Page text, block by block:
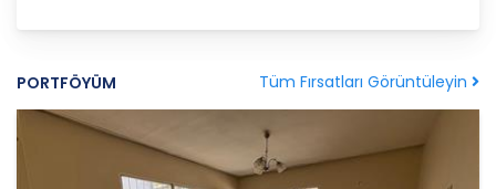
kişisel veriler işlenmeden önce veri sahiplerinin
belirtilen meşru ve hukuka uygun amaçlar
4. İşlendikleri Amaçla Bağlantılı, Sınırlı ve Ölçülü
PORTFÖYÜM Tüm Fırsatları Görüntüleyin